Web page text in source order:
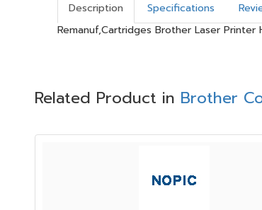
Description Specifications
Remanuf,Cartridges Brother Laser Printer
Related Product in Brother